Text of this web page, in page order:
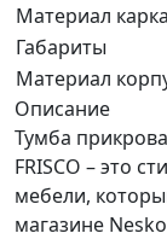
Материал
Габариты
Материал
Описание
Тумба
FRISCO – это
мебели,
магазине